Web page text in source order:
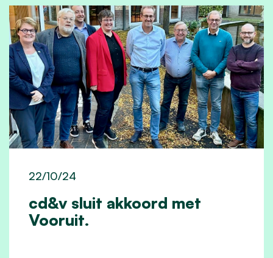
cd&v sluit akkoord met
Vooruit.
22/10/24